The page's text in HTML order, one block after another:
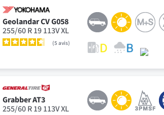
Geolandar CV G058
255/60 R 19 113V XL
5avis
Grabber AT3
255/60 R 19 113V XL